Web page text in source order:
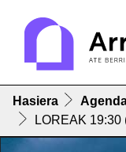
Hasiera
LOREAK